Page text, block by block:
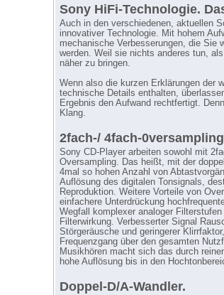
Sony HiFi-Technologie.
Auch in den verschiedenen, aktuellen
innovativer Technologie. Mit hohem
mechanische Verbesserungen, die Sie
werden. Weil sie nichts anderes tun,
näher zu bringen.
Wenn also die kurzen Erklärungen der
technische Details enthalten,
Ergebnis den Aufwand rechtfertigt.
Klang.
2fach-/ 4fach-
Sony CD-Player arbeiten sowohl mit
Oversampling. Das heißt, mit der
4mal so hohen Anzahl von
Auflösung des digitalen Tonsignals,
Reproduktion. Weitere Vorteile von
einfachere Unterdrückung
Wegfall komplexer analoger
Filterwirkung. Verbesserter Signal
Störgeräusche und geringerer
Frequenzgang über den gesamten
Musikhören macht sich das durch
hohe Auflösung bis in den
Doppel-D/A-Wandler.